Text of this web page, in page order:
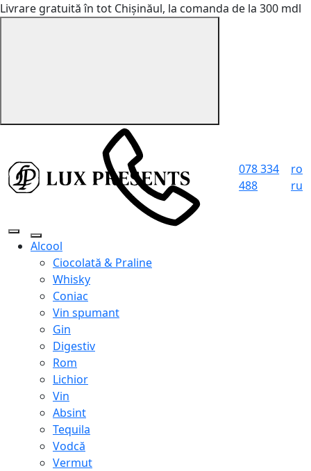
Livrare gratuită în tot Chișinăul, la comanda de la 300 mdl
078 334
488
ro
ru
Alcool
Ciocolată & Praline
Whisky
Coniac
Vin spumant
Gin
Digestiv
Rom
Lichior
Vin
Absint
Tequila
Vodcă
Vermut